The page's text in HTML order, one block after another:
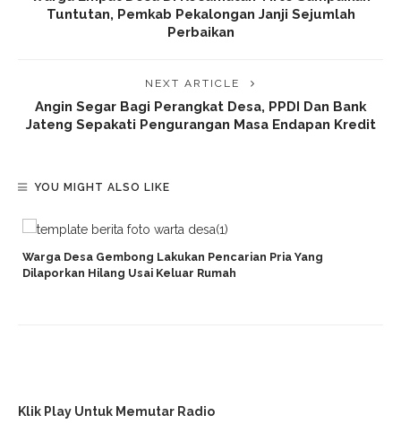
Tuntutan, Pemkab Pekalongan Janji Sejumlah
Perbaikan
NEXT ARTICLE
Angin Segar Bagi Perangkat Desa, PPDI Dan Bank
Jateng Sepakati Pengurangan Masa Endapan Kredit
YOU MIGHT ALSO LIKE
Warga Desa Gembong Lakukan Pencarian Pria Yang
Dilaporkan Hilang Usai Keluar Rumah
Klik Play Untuk Memutar Radio